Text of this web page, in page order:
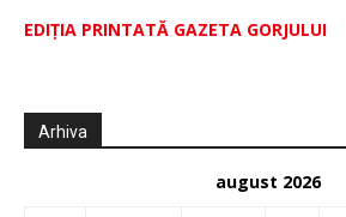
EDIŢIA PRINTATĂ GAZETA GORJULUI
Arhiva
august 2026